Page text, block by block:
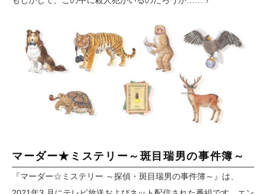
マーダー★ミステリー～斑目瑞男の事件簿～
『マーダー☆ミステリー ～探偵・斑目瑞男の事件簿～』は、